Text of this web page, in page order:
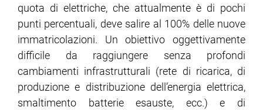
quota di elettriche, che attualmente è di pochi
punti percentuali, deve salire al 100% delle nuove
immatricolazioni. Un obiettivo oggettivamente
difficile da raggiungere senza profondi
cambiamenti infrastrutturali (rete di ricarica, di
produzione e distribuzione dell’energia elettrica,
smaltimento batterie esauste, ecc.) e di